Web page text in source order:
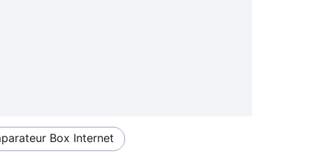
Box Internet